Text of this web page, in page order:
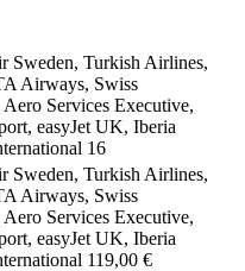
Sweden, Turkish Airlines,
Airways, Swiss
Services Executive,
easyJet UK, Iberia
16
Sweden, Turkish Airlines,
Airways, Swiss
Services Executive,
easyJet UK, Iberia
119,00 €